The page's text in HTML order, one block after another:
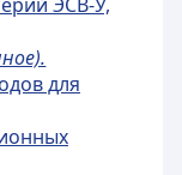
для